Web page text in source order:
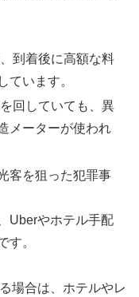
到着後に高額な料
ています。
回していても、異
メーターが使われ
客を狙った犯罪事
Uberやホテル手配
す。
場合は、ホテルやレ